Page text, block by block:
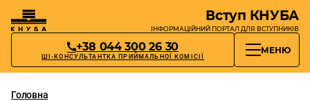
Вступ КНУБА
ІНФОРМАЦІЙНИЙ ПОРТАЛ ДЛЯ ВСТУПНИКІВ
+38 044 300 26 30
ШІ-КОНСУЛЬТАНТКА ПРИЙМАЛЬНОЇ КОМІСІЇ
МЕНЮ
Головна